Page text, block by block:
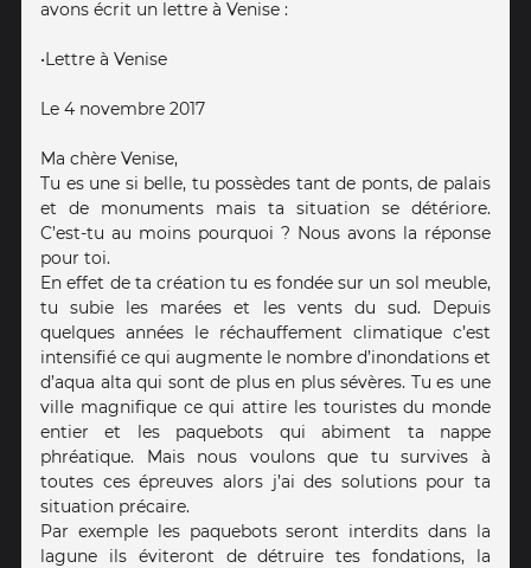
avons écrit un lettre à Venise :
•Lettre à Venise
Le 4 novembre 2017
Ma chère Venise,
Tu es une si belle, tu possèdes tant de ponts, de palais
et de monuments mais ta situation se détériore.
C’est-tu au moins pourquoi ? Nous avons la réponse
pour toi.
En effet de ta création tu es fondée sur un sol meuble,
tu subie les marées et les vents du sud. Depuis
quelques années le réchauffement climatique c’est
intensifié ce qui augmente le nombre d’inondations et
d’aqua alta qui sont de plus en plus sévères. Tu es une
ville magnifique ce qui attire les touristes du monde
entier et les paquebots qui abiment ta nappe
phréatique. Mais nous voulons que tu survives à
toutes ces épreuves alors j’ai des solutions pour ta
situation précaire.
Par exemple les paquebots seront interdits dans la
lagune ils éviteront de détruire tes fondations, la